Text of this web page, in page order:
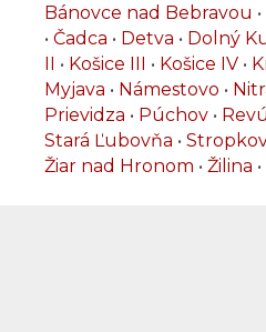
Bánovce nad Bebravou •
• Čadca • Detva • Dolný
II • Košice III • Košice IV •
Myjava • Námestovo •
Prievidza • Púchov •
Stará Ľubovňa •
Žiar nad Hronom • Žilina •